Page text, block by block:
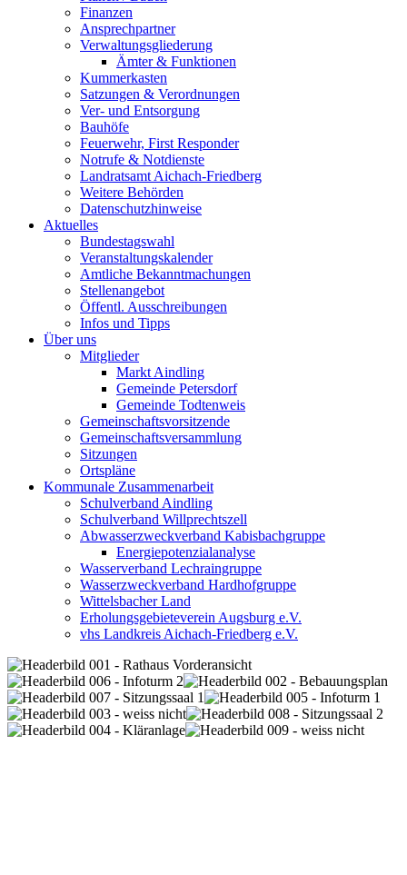
Finanzen
Ansprechpartner
Verwaltungsgliederung
Ämter & Funktionen
Kummerkasten
Satzungen & Verordnungen
Ver- und Entsorgung
Bauhöfe
Feuerwehr, First Responder
Notrufe & Notdienste
Landratsamt Aichach-Friedberg
Weitere Behörden
Datenschutzhinweise
Aktuelles
Bundestagswahl
Veranstaltungskalender
Amtliche Bekanntmachungen
Stellenangebot
Öffentl. Ausschreibungen
Infos und Tipps
Über uns
Mitglieder
Markt Aindling
Gemeinde Petersdorf
Gemeinde Todtenweis
Gemeinschaftsvorsitzende
Gemeinschaftsversammlung
Sitzungen
Ortspläne
Kommunale Zusammenarbeit
Schulverband Aindling
Schulverband Willprechtszell
Abwasserzweckverband Kabisbachgruppe
Energiepotenzialanalyse
Wasserverband Lechraingruppe
Wasserzweckverband Hardhofgruppe
Wittelsbacher Land
Erholungsgebieteverein Augsburg e.V.
vhs Landkreis Aichach-Friedberg e.V.